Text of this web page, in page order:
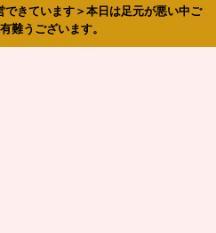
できています＞本日は足元が悪い中ご
難うございます。